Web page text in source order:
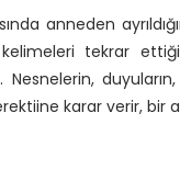
anneden
tekrar
karar verir,